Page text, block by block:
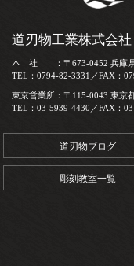
道刃物工業株式会社
本 社 ：〒673-0452 兵庫県
TEL：0794-82-3331／FAX：
東京営業所：〒115-0043 東京
TEL：03-5939-4430／FAX：
道刃物ブログ
彫刻教室一覧